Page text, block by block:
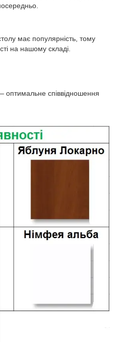
має популярність, тому
на нашому складі.
оптимальне співвідношення